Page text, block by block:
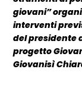
giovani”
interventi
del presidente
progetto
Giovanisì